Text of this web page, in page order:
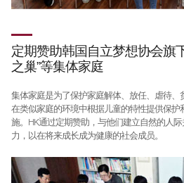
定期赞助韩国自立梦想协会旗
之巢”等集体家庭
集体家庭是为了保护家庭解体、放任、虐待、
在类似家庭的环境中根据儿童的特性提供保护
施。HK通过定期赞助，与他们建立自然的人
力，以在将来成长成为健康的社会成员。